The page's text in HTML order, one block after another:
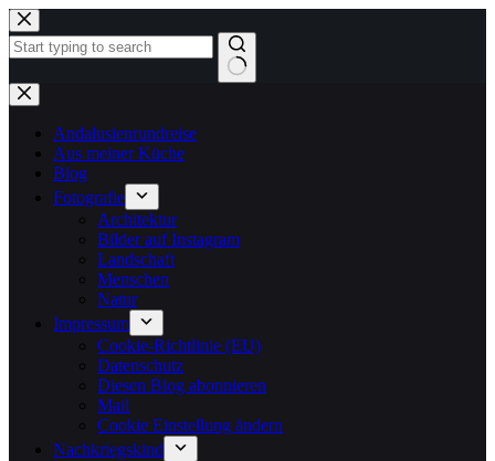
Zum
Inhalt
springen
Keine
Ergebnisse
Andalusienrundreise
Aus meiner Küche
Blog
Fotografie
Architektur
Bilder auf Instagram
Landschaft
Menschen
Natur
Impressum
Cookie-Richtlinie (EU)
Datenschutz
Diesen Blog abonnieren
Mail
Cookie Einstellung ändern
Nachkriegskind